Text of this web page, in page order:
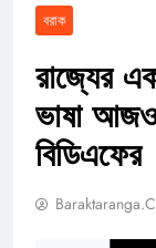
বরাক
রাজ্যের
ভাষা
বিডিএফের